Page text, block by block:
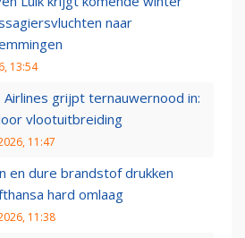
naar
13:54
Airlines grijpt ternauwernood in:
vlootuitbreiding
11:47
en dure brandstof drukken
hard omlaag
11:38